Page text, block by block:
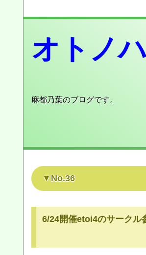
オトノ
麻都乃葉のブログです。
No.36
6/24開催etoi4のサークル